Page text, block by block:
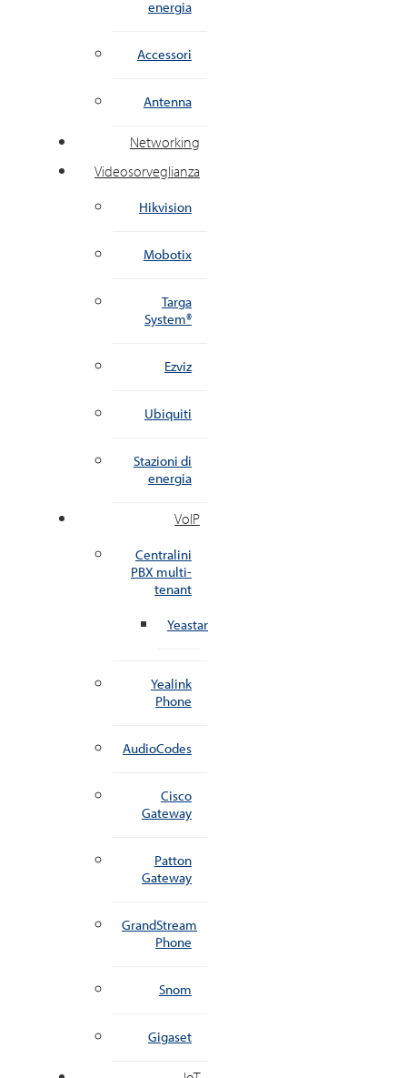
energia
Accessori
Antenna
Networking
Videosorveglianza
Hikvision
Mobotix
Targa
System®
Ezviz
Ubiquiti
Stazioni di
energia
VoIP
Centralini
PBX multi-
tenant
Yeastar
Yealink
Phone
AudioCodes
Cisco
Gateway
Patton
Gateway
GrandStream
Phone
Snom
Gigaset